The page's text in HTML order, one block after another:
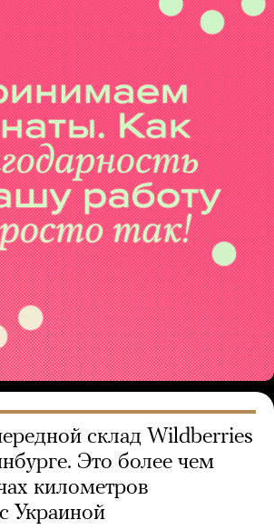
склад Wildberries
Это более чем
километров
Украиной